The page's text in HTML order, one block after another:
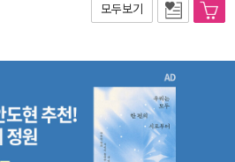
모두보기